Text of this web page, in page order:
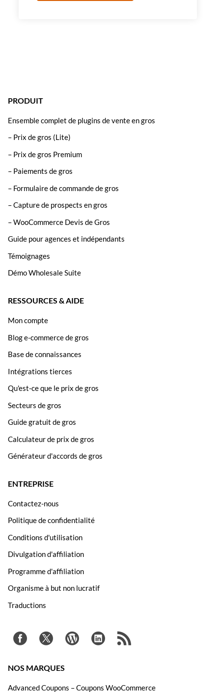
PRODUIT
Ensemble complet de plugins de vente en gros
– Prix de gros (Lite)
– Prix de gros Premium
– Paiements de gros
– Formulaire de commande de gros
– Capture de prospects en gros
– WooCommerce Devis de Gros
Guide pour agences et indépendants
Témoignages
Démo Wholesale Suite
RESSOURCES & AIDE
Mon compte
Blog e-commerce de gros
Base de connaissances
Intégrations tierces
Qu'est-ce que le prix de gros
Secteurs de gros
Guide gratuit de gros
Calculateur de prix de gros
Générateur d'accords de gros
ENTREPRISE
Contactez-nous
Politique de confidentialité
Conditions d'utilisation
Divulgation d'affiliation
Programme d'affiliation
Organisme à but non lucratif
Traductions
NOS MARQUES
Advanced Coupons – Coupons WooCommerce